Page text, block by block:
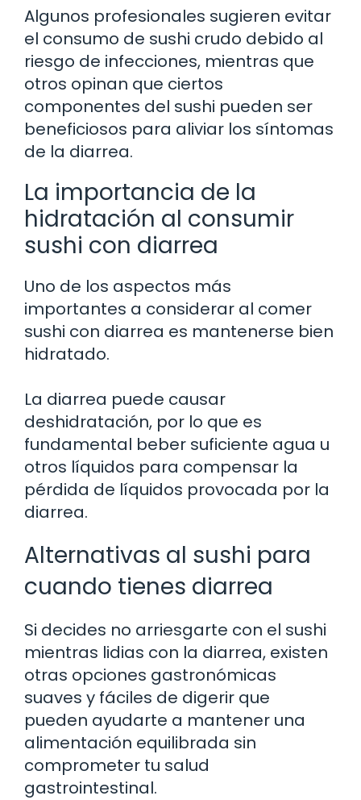
Algunos profesionales sugieren evitar
el consumo de sushi crudo debido al
riesgo de infecciones, mientras que
otros opinan que ciertos
componentes del sushi pueden ser
beneficiosos para aliviar los síntomas
de la diarrea.
La importancia de la
hidratación al consumir
sushi con diarrea
Uno de los aspectos más
importantes a considerar al comer
sushi con diarrea es mantenerse bien
hidratado.
La diarrea puede causar
deshidratación, por lo que es
fundamental beber suficiente agua u
otros líquidos para compensar la
pérdida de líquidos provocada por la
diarrea.
Alternativas al sushi para
cuando tienes diarrea
Si decides no arriesgarte con el sushi
mientras lidias con la diarrea, existen
otras opciones gastronómicas
suaves y fáciles de digerir que
pueden ayudarte a mantener una
alimentación equilibrada sin
comprometer tu salud
gastrointestinal.